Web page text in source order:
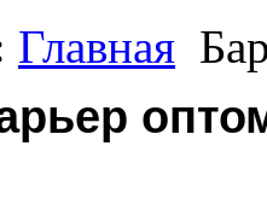
Главная